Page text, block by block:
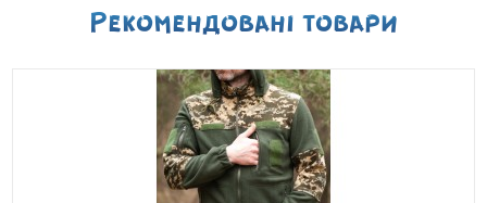
Рекомендованi товари